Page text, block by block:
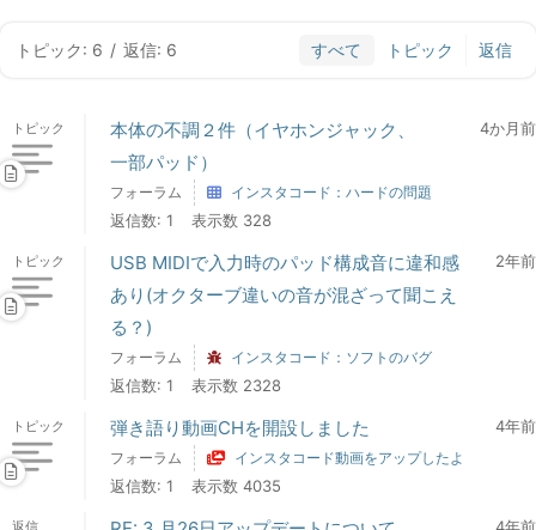
トピック: 6 / 返信: 6 すべて トピック 返信
トピック
本体の不調２件（イヤホンジャック、
一部パッド）
4か月前
フォーラム インスタコード：ハードの問題
返信数: 1 表示数 328
トピック
USB MIDIで入力時のパッド構成音に違和感
あり(オクターブ違いの音が混ざって聞こえ
る？)
2年前
フォーラム インスタコード：ソフトのバグ
返信数: 1 表示数 2328
トピック 弾き語り動画CHを開設しました 4年前
フォーラム インスタコード動画をアップしたよ
返信数: 1 表示数 4035